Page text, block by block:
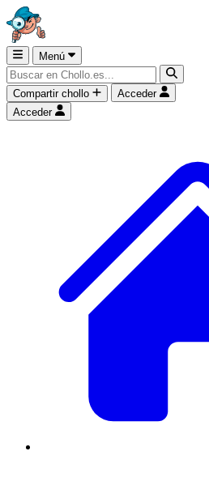
Menú
Compartir chollo
Acceder
Acceder